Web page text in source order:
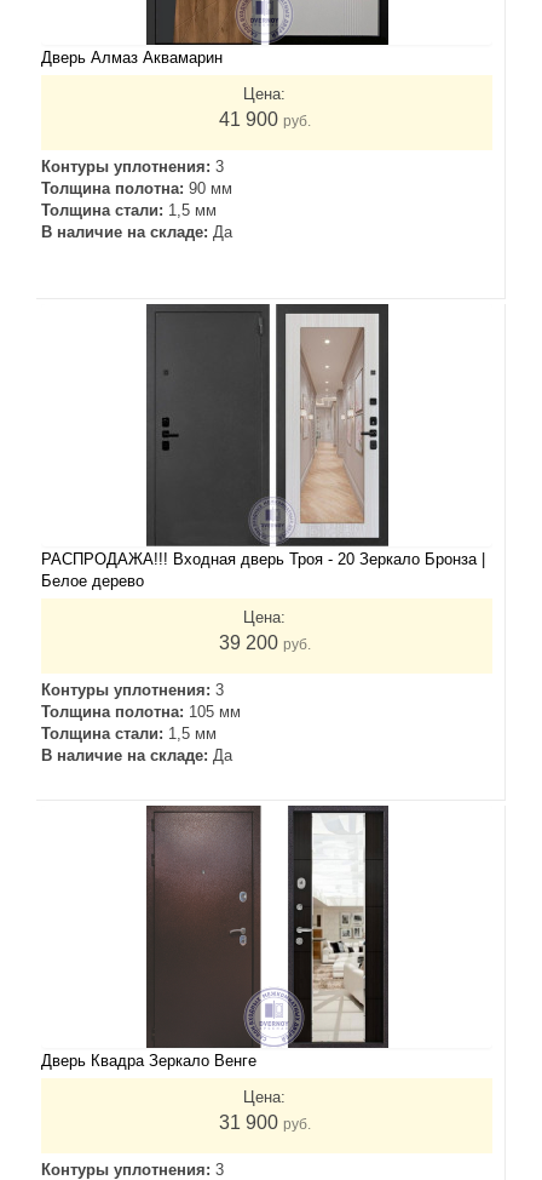
Дверь Алмаз Аквамарин
Цена:
41 900 руб.
Контуры уплотнения: 3
Толщина полотна: 90 мм
Толщина стали: 1,5 мм
В наличие на складе: Да
РАСПРОДАЖА!!! Входная дверь Троя - 20 Зеркало Бронза |
Белое дерево
Цена:
39 200 руб.
Контуры уплотнения: 3
Толщина полотна: 105 мм
Толщина стали: 1,5 мм
В наличие на складе: Да
Дверь Квадра Зеркало Венге
Цена:
31 900 руб.
Контуры уплотнения: 3